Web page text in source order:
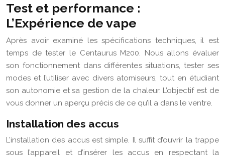
Test et performance :
L’Expérience de vape
Après avoir examiné les spécifications techniques, il est
temps de tester le Centaurus M200. Nous allons évaluer
son fonctionnement dans différentes situations, tester ses
modes et l’utiliser avec divers atomiseurs, tout en étudiant
son autonomie et sa gestion de la chaleur. L’objectif est de
vous donner un aperçu précis de ce qu’il a dans le ventre.
Installation des accus
L’installation des accus est simple. Il suffit d’ouvrir la trappe
sous l’appareil et d’insérer les accus en respectant la